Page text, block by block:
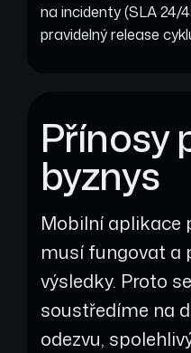
na incidenty (SLA 24/
pravidelný release
Přínosy
byznys
Mobilní aplikace
musí fungovat a
výsledky. Proto
soustředíme na
odezvu,